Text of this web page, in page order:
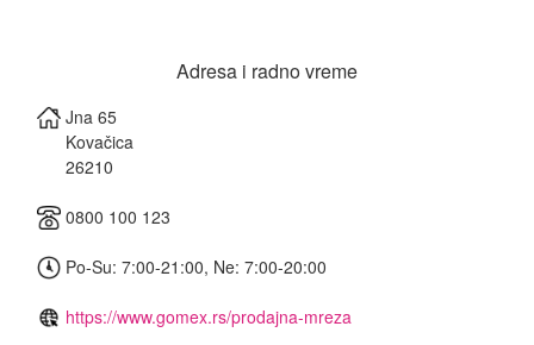
Adresa i radno vreme
Jna 65
Kovačica
26210
0800 100 123
Po-Su: 7:00-21:00, Ne: 7:00-20:00
https://www.gomex.rs/prodajna-mreza